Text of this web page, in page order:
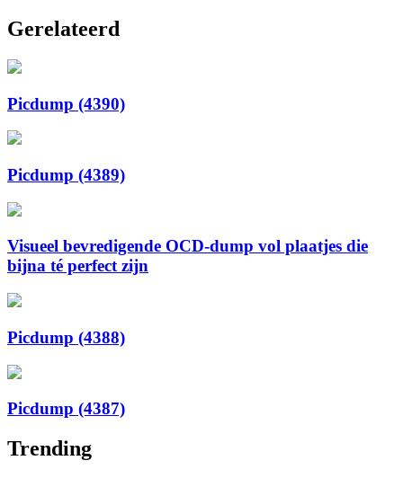
Gerelateerd
Picdump (4390)
Picdump (4389)
Visueel bevredigende OCD-dump vol plaatjes die
bijna té perfect zijn
Picdump (4388)
Picdump (4387)
Trending